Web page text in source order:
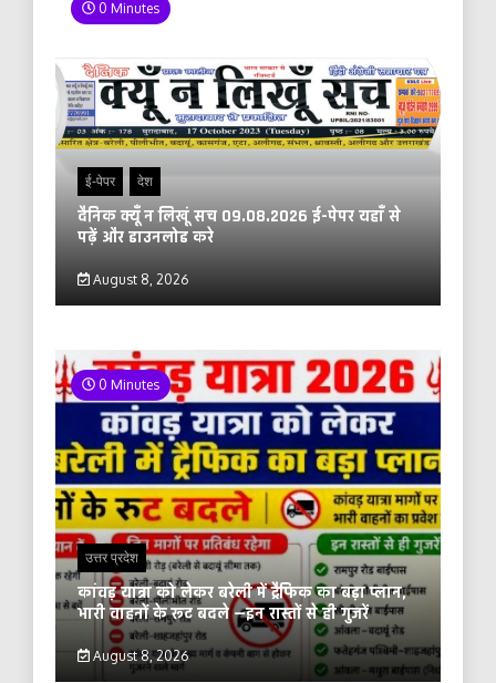
0 Minutes
ई-पेपर देश
दैनिक क्यूँ न लिखूं सच 09.08.2026 ई-पेपर यहाँ से
पढ़ें और डाउनलोड करे
August 8, 2026
0 Minutes
उत्तर प्रदेश
कांवड़ यात्रा को लेकर बरेली में ट्रैफिक का बड़ा प्लान,
भारी वाहनों के रूट बदले —इन रास्तों से ही गुजरें
August 8, 2026